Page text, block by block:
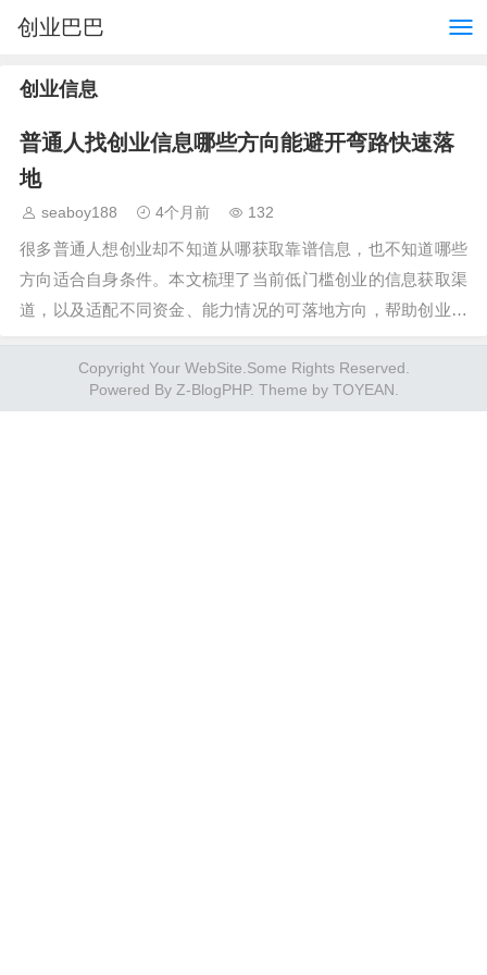
创业巴巴
创业信息
普通人找创业信息哪些方向能避开弯路快速落
地
seaboy188 4个月前 132
很多普通人想创业却不知道从哪获取靠谱信息，也不知道哪些
方向适合自身条件。本文梳理了当前低门槛创业的信息获取渠
道，以及适配不同资金、能力情况的可落地方向，帮助创业者
Copyright Your WebSite.Some Rights Reserved.
Powered By Z-BlogPHP. Theme by TOYEAN